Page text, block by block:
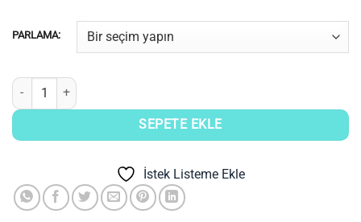
PARLAMA:
Aquacool Trend Sıvı Cam 500+175 Gr adet
SEPETE EKLE
İstek Listeme Ekle